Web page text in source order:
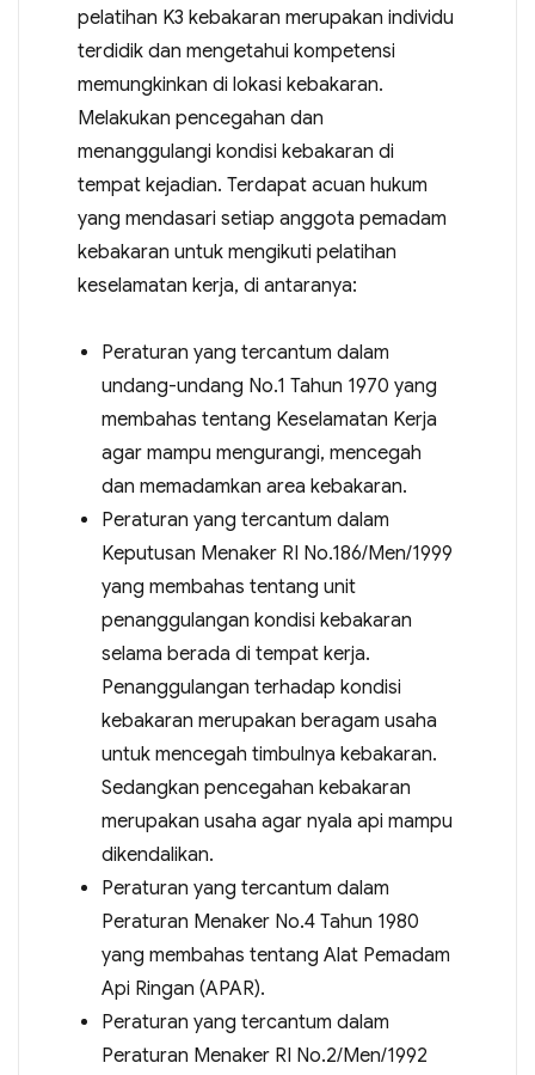
pelatihan K3 kebakaran merupakan individu
terdidik dan mengetahui kompetensi
memungkinkan di lokasi kebakaran.
Melakukan pencegahan dan
menanggulangi kondisi kebakaran di
tempat kejadian. Terdapat acuan hukum
yang mendasari setiap anggota pemadam
kebakaran untuk mengikuti pelatihan
keselamatan kerja, di antaranya:
Peraturan yang tercantum dalam
undang-undang No.1 Tahun 1970 yang
membahas tentang Keselamatan Kerja
agar mampu mengurangi, mencegah
dan memadamkan area kebakaran.
Peraturan yang tercantum dalam
Keputusan Menaker RI No.186/Men/1999
yang membahas tentang unit
penanggulangan kondisi kebakaran
selama berada di tempat kerja.
Penanggulangan terhadap kondisi
kebakaran merupakan beragam usaha
untuk mencegah timbulnya kebakaran.
Sedangkan pencegahan kebakaran
merupakan usaha agar nyala api mampu
dikendalikan.
Peraturan yang tercantum dalam
Peraturan Menaker No.4 Tahun 1980
yang membahas tentang Alat Pemadam
Api Ringan (APAR).
Peraturan yang tercantum dalam
Peraturan Menaker RI No.2/Men/1992